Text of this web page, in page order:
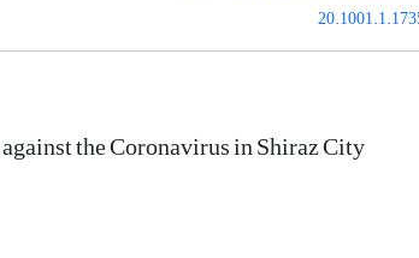
the Coronavirus in Shiraz City